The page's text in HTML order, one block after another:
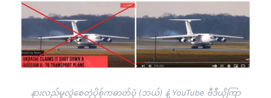
Image
နားလည်မှုလွဲစေတဲ့ပိုစ့်ကဓာတ်ပုံ (ဘယ်) နဲ့ YouTube ဗီဒီယိုကြာ